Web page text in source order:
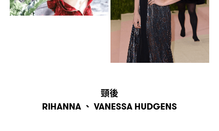
頸後
RIHANNA 、 VANESSA HUDGENS